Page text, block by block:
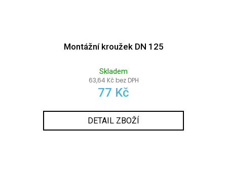
Montážní kroužek DN 125
Skladem
63,64 Kč bez DPH
77 Kč
DETAIL ZBOŽÍ